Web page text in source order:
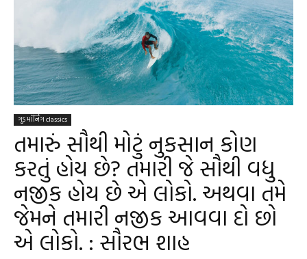
ગુડ મૉર્નિંગ classics
તમારું સૌથી મોટું નુકસાન કોણ
કરતું હોય છે? તમારી જે સૌથી વધુ
નજીક હોય છે એ લોકો. અથવા તમે
જેમને તમારી નજીક આવવા દો છો
એ લોકો. : સૌરભ શાહ